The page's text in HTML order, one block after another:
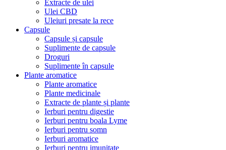
Extracte de ulei
Ulei CBD
Uleiuri presate la rece
Capsule
Capsule și capsule
Suplimente de capsule
Droguri
Suplimente în capsule
Plante aromatice
Plante aromatice
Plante medicinale
Extracte de plante și plante
Ierburi pentru digestie
Ierburi pentru boala Lyme
Ierburi pentru somn
Ierburi aromatice
Ierburi pentru imunitate